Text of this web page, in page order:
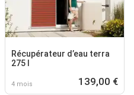
Récupérateur d’eau terra
275 l
4 mois 139,00 €